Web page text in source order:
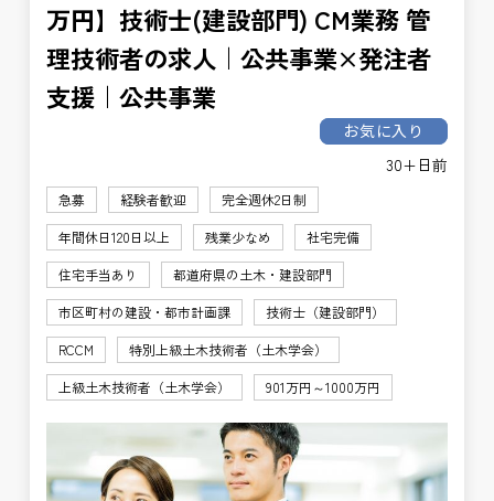
万円】技術士(建設部門) CM業務 管
理技術者の求人｜公共事業×発注者
支援｜公共事業
お気に入り
30+日前
急募 経験者歓迎
完全週休2日制
年間休日120日以上
残業少なめ
社宅完備
住宅手当あり
都道府県の土木・建設部門
市区町村の建設・都市計画課
技術士（建設部門）
RCCM
特別上級土木技術者（土木学会）
上級土木技術者（土木学会）
901万円～1000万円